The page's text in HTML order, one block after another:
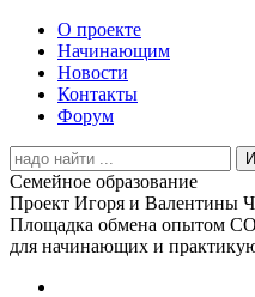
О проекте
Начинающим
Новости
Контакты
Форум
Search
for:
Семейное образование
Проект Игоря и Валентины
Площадка обмена опытом СО
для начинающих и